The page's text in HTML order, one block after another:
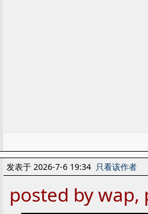
发表于 2026-7-6 19:34 只看该作者
posted by